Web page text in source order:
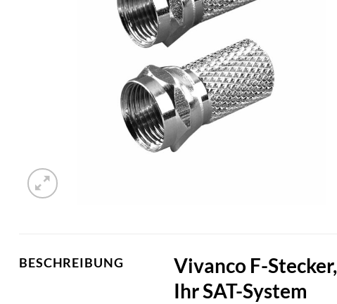
BESCHREIBUNG
Vivanco F-
Ihr SAT-System